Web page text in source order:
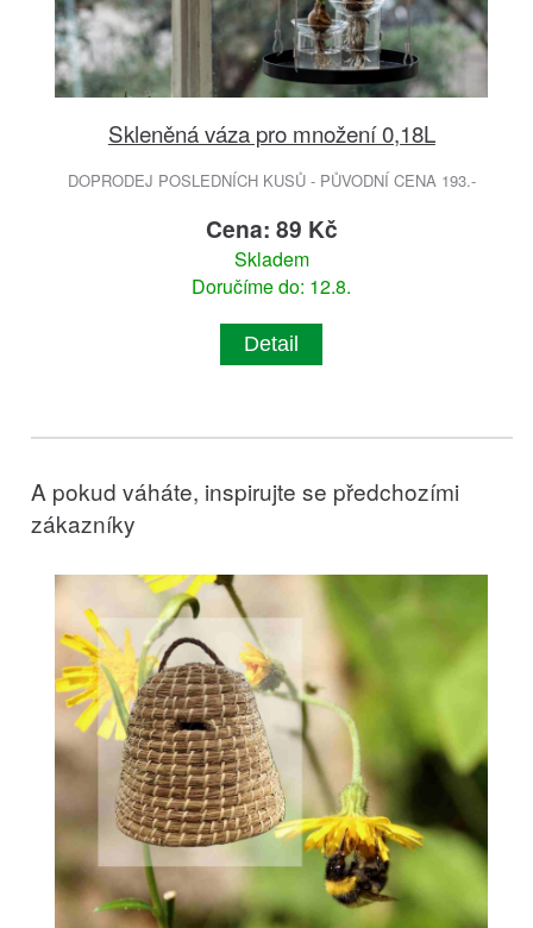
Skleněná váza pro množení 0,18L
DOPRODEJ POSLEDNÍCH KUSŮ - PŮVODNÍ CENA 193.-
Cena: 89 Kč
Skladem
Doručíme do: 12.8.
Detail
A pokud váháte, inspirujte se předchozími
zákazníky